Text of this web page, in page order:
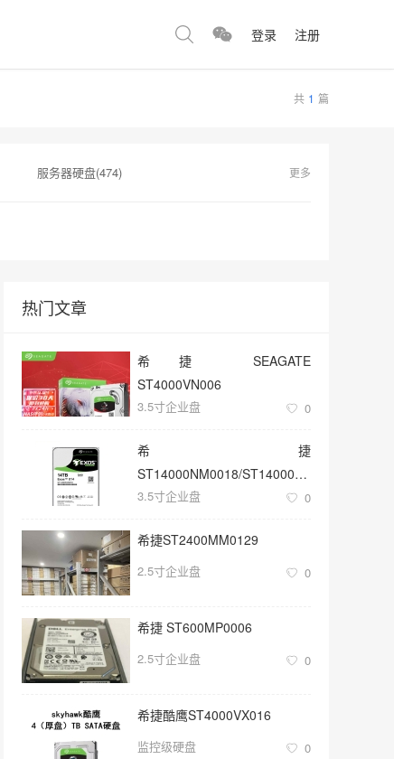
登录 注册
共 1 篇
服务器硬盘(474) 更多
热门文章
希捷 SEAGATE
ST4000VN006
3.5寸企业盘 0
希捷
ST14000NM0018/ST14000NM001G
3.5寸SATA 14TB硬盘
3.5寸企业盘 0
希捷ST2400MM0129
2.5寸企业盘 0
希捷 ST600MP0006
2.5寸企业盘 0
希捷酷鹰ST4000VX016
监控级硬盘 0